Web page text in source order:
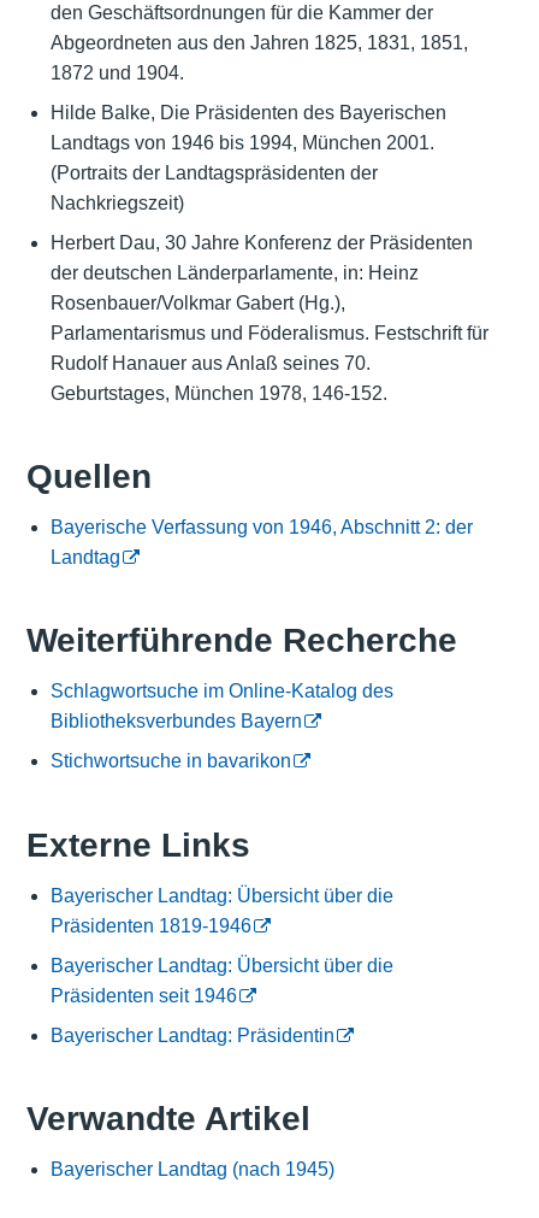
den Geschäftsordnungen für die Kammer der
Abgeordneten aus den Jahren 1825, 1831, 1851,
1872 und 1904.
Hilde Balke, Die Präsidenten des Bayerischen
Landtags von 1946 bis 1994, München 2001.
(Portraits der Landtagspräsidenten der
Nachkriegszeit)
Herbert Dau, 30 Jahre Konferenz der Präsidenten
der deutschen Länderparlamente, in: Heinz
Rosenbauer/Volkmar Gabert (Hg.),
Parlamentarismus und Föderalismus. Festschrift für
Rudolf Hanauer aus Anlaß seines 70.
Geburtstages, München 1978, 146-152.
Quellen
Bayerische Verfassung von 1946, Abschnitt 2: der
Landtag
Weiterführende Recherche
Schlagwortsuche im Online-Katalog des
Bibliotheksverbundes Bayern
Stichwortsuche in bavarikon
Externe Links
Bayerischer Landtag: Übersicht über die
Präsidenten 1819-1946
Bayerischer Landtag: Übersicht über die
Präsidenten seit 1946
Bayerischer Landtag: Präsidentin
Verwandte Artikel
Bayerischer Landtag (nach 1945)